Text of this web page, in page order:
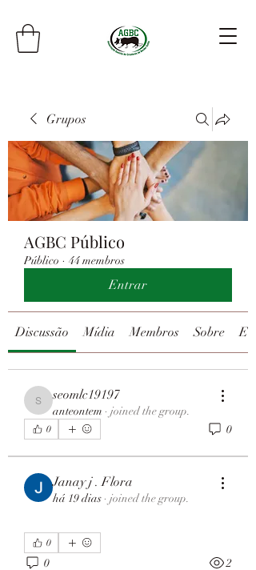
Grupos
AGBC Público
Público · 44 membros
Entrar
Discussão Mídia Membros Sobre
seomlc19197
seomlc19197
anteontem · joined the group.
0 0
Janay j . Flora
há 19 dias · joined the group.
0
0 2